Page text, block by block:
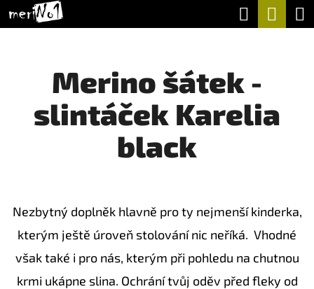
Přejít
Hledat
Merino šátek -
slintáček Karelia
black
Nezbytný doplněk hlavně pro ty nejmenší kinderka,
kterým ještě úroveň stolování nic neříká. Vhodné
však také i pro nás, kterým při pohledu na chutnou
krmi ukápne slina. Ochrání tvůj oděv před fleky od
K
O
Ř
E
B
U